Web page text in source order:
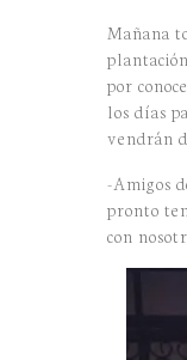
Mañana
por
los días
vendrán
-Amigos
pronto
con